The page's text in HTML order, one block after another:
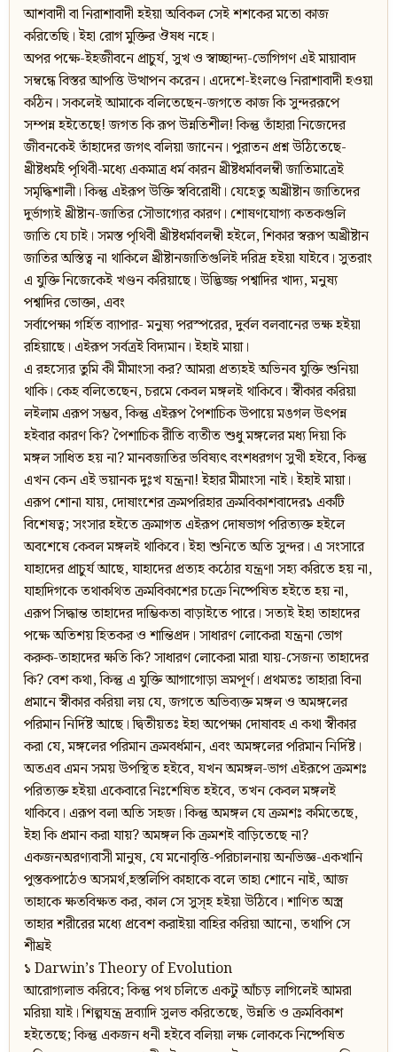
আশবাদী বা নিরাশাবাদী হইয়া অবিকল সেই শশকের মতো কাজ
করিতেছি। ইহা রোগ মুক্তির ঔষধ নহে।
অপর পক্ষে-ইহজীবনে প্রাচুর্য, সুখ ও স্বাচ্ছান্দ্য-ভোগিগণ এই মায়াবাদ
সম্বন্ধে বিস্তর আপত্তি উত্থাপন করেন। এদেশে-ইংলণ্ডে নিরাশাবাদী হওয়া
কঠিন। সকলেই আমাকে বলিতেছেন-জগতে কাজ কি সুন্দররূপে
সম্পন্ন হইতেছে! জগত কি রূপ উন্নতিশীল! কিন্তু তাঁহারা নিজেদের
জীবনকেই তাঁহাদের জগৎ বলিয়া জানেন। পুরাতন প্রশ্ন উঠিতেছে-
খ্রীষ্টধর্মই পৃথিবী-মধ্যে একমাত্র ধর্ম কারন খ্রীষ্টধর্মাবলম্বী জাতিমাত্রেই
সমৃদ্ধিশালী। কিন্তু এইরূপ উক্তি স্ববিরোধী। যেহেতু অখ্রীষ্টান জাতিদের
দুর্ভাগ্যই খ্রীষ্টান-জাতির সৌভাগ্যের কারণ। শোষণযোগ্য কতকগুলি
জাতি যে চাই। সমস্ত পৃথিবী খ্রীষ্টধর্মাবলম্বী হইলে, শিকার স্বরূপ অখ্রীষ্টান
জাতির অস্তিত্ব না থাকিলে খ্রীষ্টানজাতিগুলিই দরিদ্র হইয়া যাইবে। সুতরাং
এ যুক্তি নিজেকেই খণ্ডন করিয়াছে। উদ্ভিজ্জ পশ্বাদির খাদ্য, মনুষ্য
পশ্বাদির ভোক্তা, এবং
সর্বাপেক্ষা গর্হিত ব্যাপার- মনুষ্য পরস্পরের, দুর্বল বলবানের ভক্ষ হইয়া
রহিয়াছে। এইরূপ সর্বত্রই বিদ্যমান। ইহাই মায়া।
এ রহস্যের তুমি কী মীমাংসা কর? আমরা প্রত্যহই অভিনব যুক্তি শুনিয়া
থাকি। কেহ বলিতেছেন, চরমে কেবল মঙ্গলই থাকিবে। স্বীকার করিয়া
লইলাম এরূপ সম্ভব, কিন্তু এইরূপ পৈশাচিক উপায়ে মঙগল উৎপন্ন
হইবার কারণ কি? পৈশাচিক রীতি ব্যতীত শুধু মঙ্গলের মধ্য দিয়া কি
মঙ্গল সাধিত হয় না? মানবজাতির ভবিষ্যৎ বংশধরগণ সুখী হইবে, কিন্তু
এখন কেন এই ভয়ানক দুঃখ যন্ত্রনা! ইহার মীমাংসা নাই। ইহাই মায়া।
এরূপ শোনা যায়, দোষাংশের ক্রমপরিহার ক্রমবিকাশবাদের১ একটি
বিশেষত্ব; সংসার হইতে ক্রমাগত এইরূপ দোষভাগ পরিত্যক্ত হইলে
অবশেষে কেবল মঙ্গলই থাকিবে। ইহা শুনিতে অতি সুন্দর। এ সংসারে
যাহাদের প্রাচুর্য আছে, যাহাদের প্রত্যহ কঠোর যন্ত্রণা সহ্য করিতে হয় না,
যাহাদিগকে তথাকথিত ক্রমবিকাশের চক্রে নিষ্পেষিত হইতে হয় না,
এরূপ সিদ্ধান্ত তাহাদের দাম্ভিকতা বাড়াইতে পারে। সত্যই ইহা তাহাদের
পক্ষে অতিশয় হিতকর ও শান্তিপ্রদ। সাধারণ লোকেরা যন্ত্রনা ভোগ
করুক-তাহাদের ক্ষতি কি? সাধারণ লোকেরা মারা যায়-সেজন্য তাহাদের
কি? বেশ কথা, কিন্তু এ যুক্তি আগাগোড়া ভ্রমপূর্ণ। প্রথমতঃ তাহারা বিনা
প্রমানে স্বীকার করিয়া লয় যে, জগতে অভিব্যক্ত মঙ্গল ও অমঙ্গলের
পরিমান নির্দিষ্ট আছে। দ্বিতীয়তঃ ইহা অপেক্ষা দোষাবহ এ কথা স্বীকার
করা যে, মঙ্গলের পরিমান ক্রমবর্ধমান, এবং অমঙ্গলের পরিমান নির্দিষ্ট।
অতএব এমন সময় উপস্থিত হইবে, যখন অমঙ্গল-ভাগ এইরূপে ক্রমশঃ
পরিত্যক্ত হইয়া একেবারে নিঃশেষিত হইবে, তখন কেবল মঙ্গলই
থাকিবে। এরূপ বলা অতি সহজ। কিন্তু অমঙ্গল যে ক্রমশঃ কমিতেছে,
ইহা কি প্রমান করা যায়? অমঙ্গল কি ক্রমশই বাড়িতেছে না?
একজনঅরণ্যবাসী মানুষ, যে মনোবৃত্তি-পরিচালনায় অনভিজ্ঞ-একখানি
পুস্তকপাঠেও অসমর্থ,হস্তলিপি কাহাকে বলে তাহা শোনে নাই, আজ
তাহাকে ক্ষতবিক্ষত কর, কাল সে সুস্হ হইয়া উঠিবে। শাণিত অস্ত্র
তাহার শরীরের মধ্যে প্রবেশ করাইয়া বাহির করিয়া আনো, তথাপি সে
শীঘ্রই
১ Darwin’s Theory of Evolution
আরোগ্যলাভ করিবে; কিন্তু পথ চলিতে একটু আঁচড় লাগিলেই আমরা
মরিয়া যাই। শিল্পযন্ত্র দ্রব্যাদি সুলভ করিতেছে, উন্নতি ও ক্রমবিকাশ
হইতেছে; কিন্তু একজন ধনী হইবে বলিয়া লক্ষ লোককে নিষ্পেষিত